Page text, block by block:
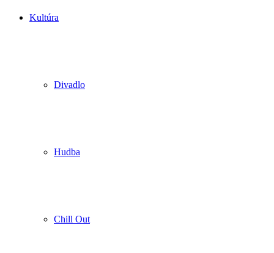
Kultúra
Divadlo
Hudba
Chill Out